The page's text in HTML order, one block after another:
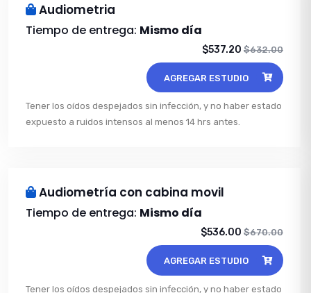
Audiometria
Tiempo de entrega: Mismo día
$537.20 $632.00
AGREGAR ESTUDIO
Tener los oídos despejados sin infección, y no haber estado
expuesto a ruidos intensos al menos 14 hrs antes.
Audiometría con cabina movil
Tiempo de entrega: Mismo día
$536.00 $670.00
AGREGAR ESTUDIO
Tener los oídos despejados sin infección, y no haber estado